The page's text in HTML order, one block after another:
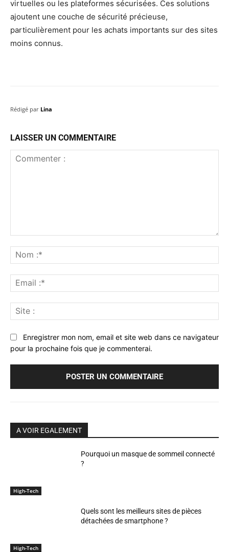
virtuelles ou les plateformes sécurisées. Ces solutions
ajoutent une couche de sécurité précieuse,
particulièrement pour les achats importants sur des sites
moins connus.
Rédigé par Lina
LAISSER UN COMMENTAIRE
:*
:*
:
Enregistrer mon nom, email et site web dans ce navigateur
pour la prochaine fois que je commenterai.
A VOIR EGALEMENT
High-Tech
Pourquoi un masque de sommeil connecté
?
High-Tech
Quels sont les meilleurs sites de pièces
détachées de smartphone ?